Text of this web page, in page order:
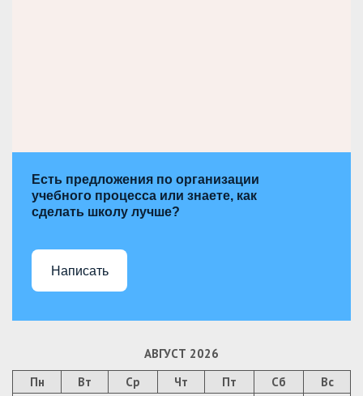
Есть предложения по организации
учебного процесса или знаете, как
сделать школу лучше?
Написать
АВГУСТ 2026
Пн
Вт Ср Чт Пт Сб
Вс